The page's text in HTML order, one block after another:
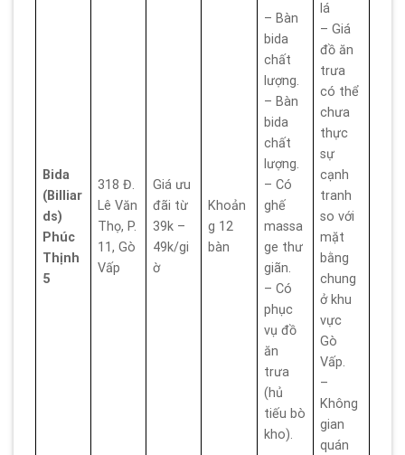
Bida
(Billiar
ds)
Phúc
Thịnh
5
318 Đ.
Lê Văn
Thọ, P.
11, Gò
Vấp
Giá ưu
đãi từ
39k –
49k/gi
ờ
Khoản
g 12
bàn
– Bàn
bida
chất
lượng.
– Bàn
bida
chất
lượng.
– Có
ghế
massa
ge thư
giãn.
– Có
phục
vụ đồ
ăn
trưa
(hủ
tiếu bò
kho).
lá
– Giá
đồ ăn
trưa
có thể
chưa
thực
sự
cạnh
tranh
so với
mặt
bằng
chung
ở khu
vực
Gò
Vấp.
–
Không
gian
quán